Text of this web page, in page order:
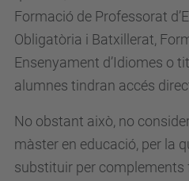
Formació de Professorat
Obligatòria i Batxillerat,
Ensenyament d’Idiomes o
alumnes tindran accés
No obstant això, no
màster en educació, per la
substituir per